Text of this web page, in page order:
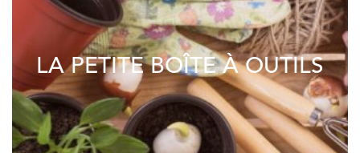
LA PETITE BOÎTE À OUTILS